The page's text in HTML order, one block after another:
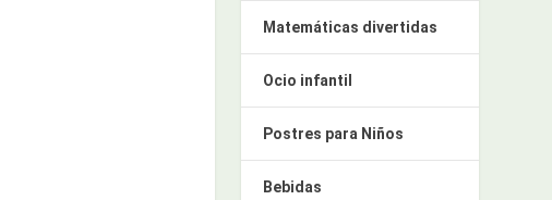
Matemáticas divertidas
Ocio infantil
Postres para Niños
Bebidas